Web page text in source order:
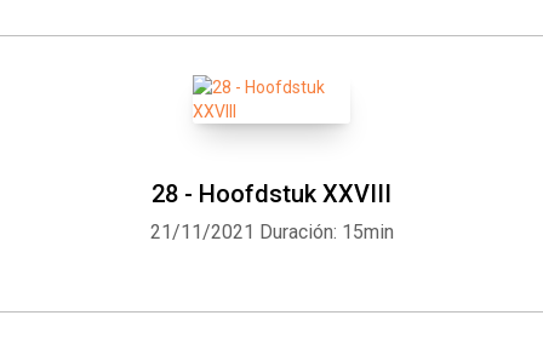
28 - Hoofdstuk XXVIII
21/11/2021 Duración: 15min